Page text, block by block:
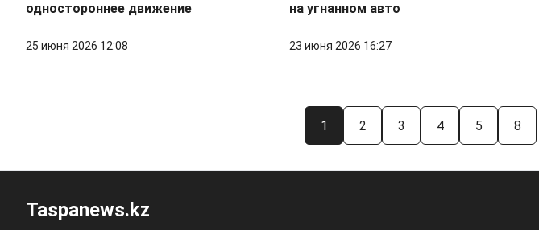
одностороннее движение
25 июня 2026 12:08
на угнанном авто
23 июня 2026 16:27
1 2 3 4 5 8
Taspanews.kz